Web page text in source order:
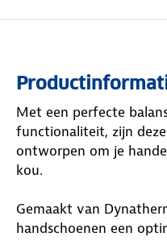
Met een perfecte
functionaliteit, zijn
ontworpen om je
kou.
Gemaakt van
handschoenen een